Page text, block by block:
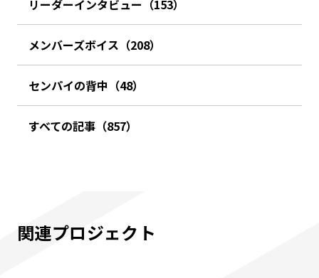
リーダーインタビュー（153）
メンバーズボイス（208）
センパイの背中（48）
すべての記事（857）
関連プロジェクト